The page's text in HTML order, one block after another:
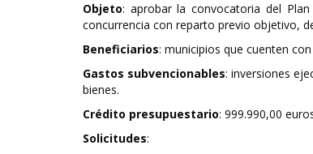
Objeto: aprobar la convocatoria del
concurrencia con reparto previo objetivo,
Beneficiarios: municipios que cuenten
Gastos subvencionables: inversiones
bienes.
Crédito presupuestario: 999.990,00
Solicitudes: